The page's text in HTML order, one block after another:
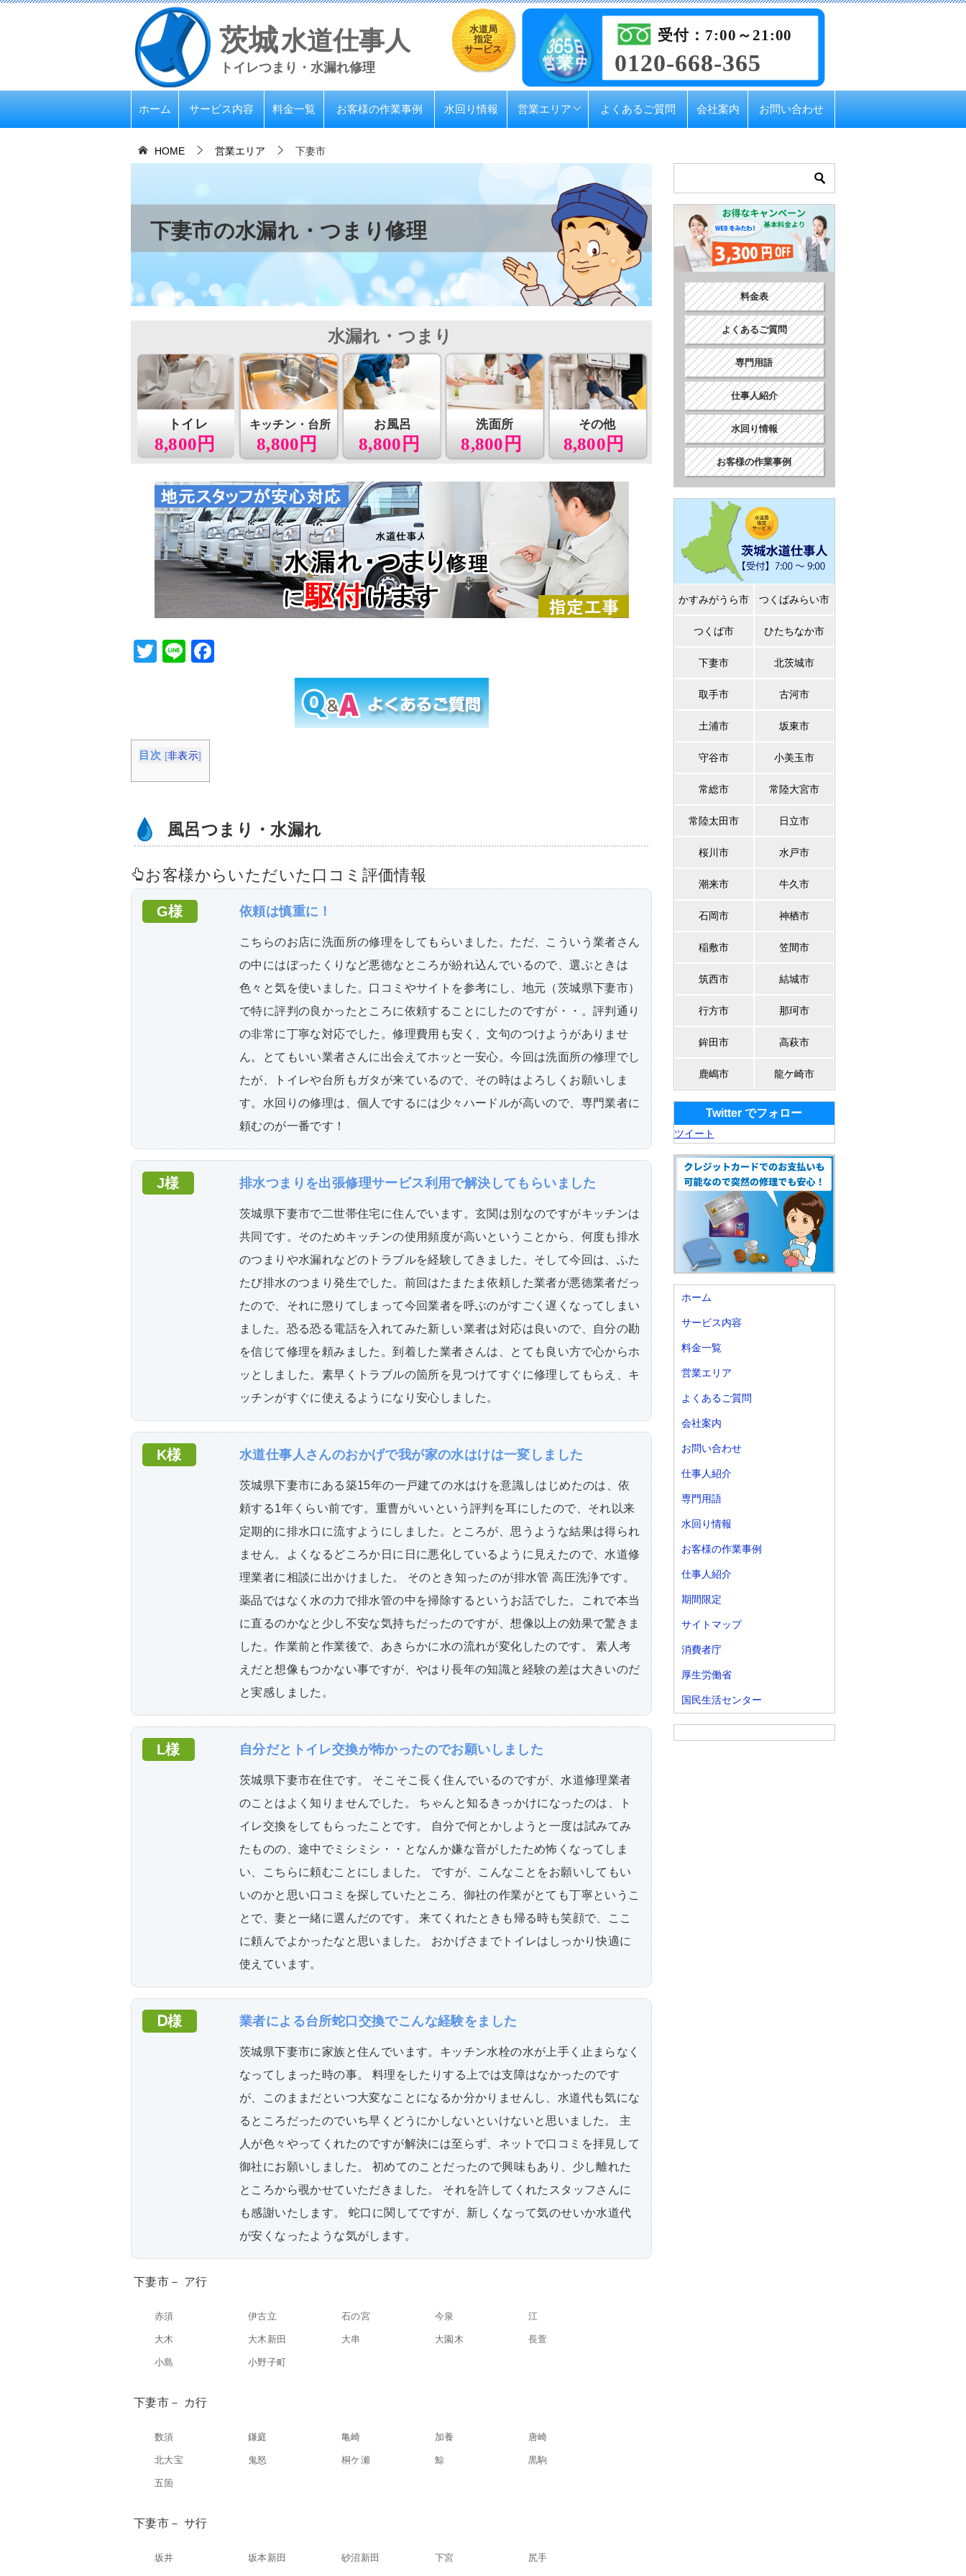
茨城水道仕事人
トイレつまり・水漏れ修理
水道局
指定
サービス 0120-668-365
受付：7:00～21:00
ホーム サービス内容 料金一覧 お客様の作業事例 水回り情報 営業エリア よくあるご質問 会社案内 お問い合わせ
HOME 営業エリア 下妻市
下妻市の水漏れ・つまり修理
8,800円
トイレ
8,800円
キッチン・台所 お風呂
8,800円
洗面所
8,800円
その他
8,800円
水漏れ・つまり
T
Li
目次 [非表示]
風呂つまり・水漏れ
お客様からいただいた口コミ評価情報
依頼は慎重に！
G様
こちらのお店に洗面所の修理をしてもらいました。ただ、こういう業者さん
の中にはぼったくりなど悪徳なところが紛れ込んでいるので、選ぶときは
色々と気を使いました。口コミやサイトを参考にし、地元（茨城県下妻市）
で特に評判の良かったところに依頼することにしたのですが・・。評判通り
の非常に丁寧な対応でした。修理費用も安く、文句のつけようがありませ
ん。とてもいい業者さんに出会えてホッと一安心。今回は洗面所の修理でし
たが、トイレや台所もガタが来ているので、その時はよろしくお願いしま
す。水回りの修理は、個人でするには少々ハードルが高いので、専門業者に
頼むのが一番です！
排水つまりを出張修理サービス利用で解決してもらいました
J様
茨城県下妻市で二世帯住宅に住んでいます。玄関は別なのですがキッチンは
共同です。そのためキッチンの使用頻度が高いということから、何度も排水
のつまりや水漏れなどのトラブルを経験してきました。そして今回は、ふた
たび排水のつまり発生でした。前回はたまたま依頼した業者が悪徳業者だっ
たので、それに懲りてしまって今回業者を呼ぶのがすごく遅くなってしまい
ました。恐る恐る電話を入れてみた新しい業者は対応は良いので、自分の勘
を信じて修理を頼みました。到着した業者さんは、とても良い方で心からホ
ッとしました。素早くトラブルの箇所を見つけてすぐに修理してもらえ、キ
ッチンがすぐに使えるようになり安心しました。
水道仕事人さんのおかげで我が家の水はけは一変しました
K様
茨城県下妻市にある築15年の一戸建ての水はけを意識しはじめたのは、依
頼する1年くらい前です。重曹がいいという評判を耳にしたので、それ以来
定期的に排水口に流すようにしました。ところが、思うような結果は得られ
ません。よくなるどころか日に日に悪化しているように見えたので、水道修
理業者に相談に出かけました。 そのとき知ったのが排水管 高圧洗浄です。
薬品ではなく水の力で排水管の中を掃除するというお話でした。これで本当
に直るのかなと少し不安な気持ちだったのですが、想像以上の効果で驚きま
した。作業前と作業後で、あきらかに水の流れが変化したのです。 素人考
えだと想像もつかない事ですが、やはり長年の知識と経験の差は大きいのだ
と実感しました。
自分だとトイレ交換が怖かったのでお願いしました
L様
茨城県下妻市在住です。 そこそこ長く住んでいるのですが、水道修理業者
のことはよく知りませんでした。 ちゃんと知るきっかけになったのは、ト
イレ交換をしてもらったことです。 自分で何とかしようと一度は試みてみ
たものの、途中でミシミシ・・となんか嫌な音がしたため怖くなってしま
い、こちらに頼むことにしました。 ですが、こんなことをお願いしてもい
いのかと思い口コミを探していたところ、御社の作業がとても丁寧というこ
とで、妻と一緒に選んだのです。 来てくれたときも帰る時も笑顔で、ここ
に頼んでよかったなと思いました。 おかげさまでトイレはしっかり快適に
使えています。
業者による台所蛇口交換でこんな経験をました
Ⅾ様
茨城県下妻市に家族と住んでいます。キッチン水栓の水が上手く止まらなく
なってしまった時の事。 料理をしたりする上では支障はなかったのです
が、このままだといつ大変なことになるか分かりませんし、水道代も気にな
るところだったのでいち早くどうにかしないといけないと思いました。 主
人が色々やってくれたのですが解決には至らず、ネットで口コミを拝見して
御社にお願いしました。 初めてのことだったので興味もあり、少し離れた
ところから覗かせていただきました。 それを許してくれたスタッフさんに
も感謝いたします。 蛇口に関してですが、新しくなって気のせいか水道代
が安くなったような気がします。
下妻市－ ア行
赤須 伊古立 石の宮 今泉 江
大木 大木新田 大串 大園木 長萱
小島 小野子町
下妻市－ カ行
数須 鎌庭 亀崎 加養 唐崎
北大宝 鬼怒 桐ケ瀬 鯨 黒駒
五箇
下妻市－ サ行
坂井 坂本新田 砂沼新田 下宮 尻手
料金表
よくあるご質問
専門用語
仕事人紹介
水回り情報
お客様の作業事例
かすみがうら市 つくばみらい市
つくば市 ひたちなか市
下妻市 北茨城市
取手市 古河市
土浦市 坂東市
守谷市 小美玉市
常総市 常陸大宮市
常陸太田市 日立市
桜川市 水戸市
潮来市 牛久市
石岡市 神栖市
稲敷市 笠間市
筑西市 結城市
行方市 那珂市
鉾田市 高萩市
鹿嶋市 龍ケ崎市
Twitter でフォロー
ツイート
ホーム
サービス内容
料金一覧
営業エリア
よくあるご質問
会社案内
お問い合わせ
仕事人紹介
専門用語
水回り情報
お客様の作業事例
仕事人紹介
期間限定
サイトマップ
消費者庁
厚生労働省
国民生活センター